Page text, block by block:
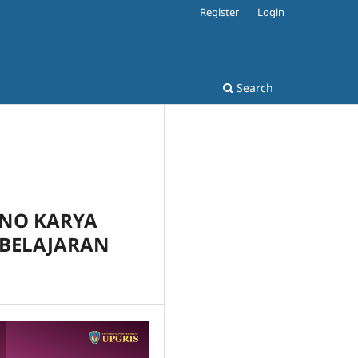
Search
Register Login
KARYA